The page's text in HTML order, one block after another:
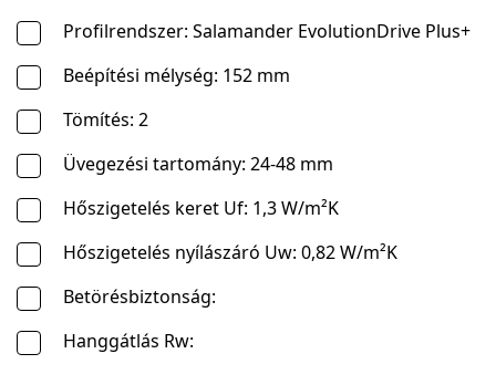
Profilrendszer: Salamander EvolutionDrive Plus+
Beépítési mélység: 152 mm
Tömítés: 2
Üvegezési tartomány: 24-48 mm
Hőszigetelés keret Uf: 1,3 W/m²K
Hőszigetelés nyílászáró Uw: 0,82 W/m²K
Betörésbiztonság:
Hanggátlás Rw: